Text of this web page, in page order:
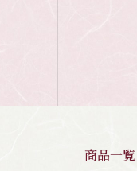
商品一覧